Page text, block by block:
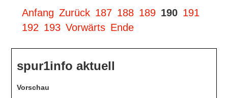
de
fer
chapelle
Anfang Zurück 187 188 189 190 191
192 193 Vorwärts Ende
spur1info aktuell
Vorschau